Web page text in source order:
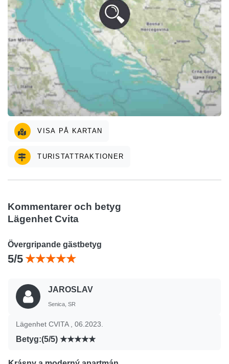
VISA PÅ KARTAN
TURISTATTRAKTIONER
Kommentarer och betyg
Lägenhet Cvita
Övergripande gästbetyg
5/5
JAROSLAV
Senica, SR
Lägenhet CVITA , 06.2023.
Betyg:(5/5)